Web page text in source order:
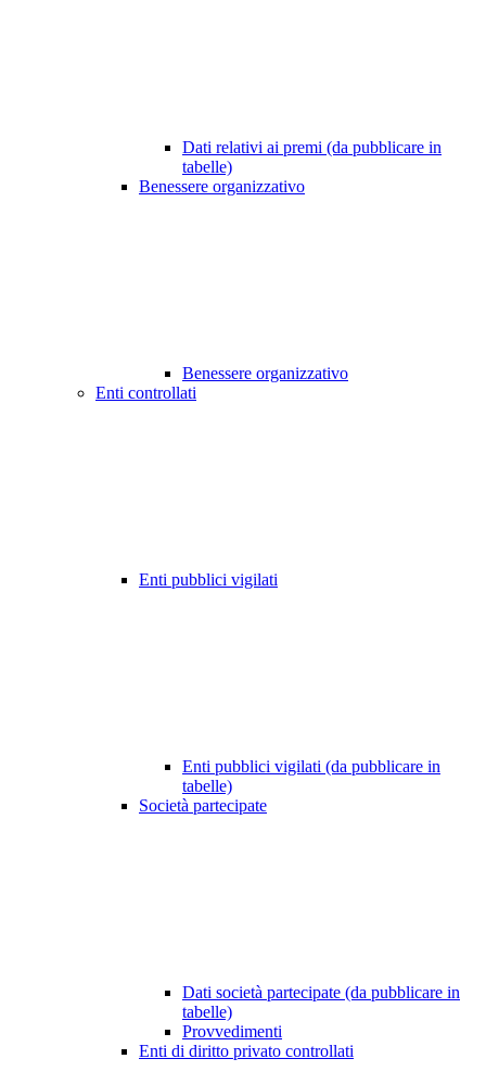
Dati relativi ai premi (da pubblicare in
tabelle)
Benessere organizzativo
Benessere organizzativo
Enti controllati
Enti pubblici vigilati
Enti pubblici vigilati (da pubblicare in
tabelle)
Società partecipate
Dati società partecipate (da pubblicare in
tabelle)
Provvedimenti
Enti di diritto privato controllati